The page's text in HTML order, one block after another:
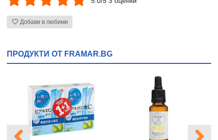
Добави в любими
ПРОДУКТИ ОТ FRAMAR.BG